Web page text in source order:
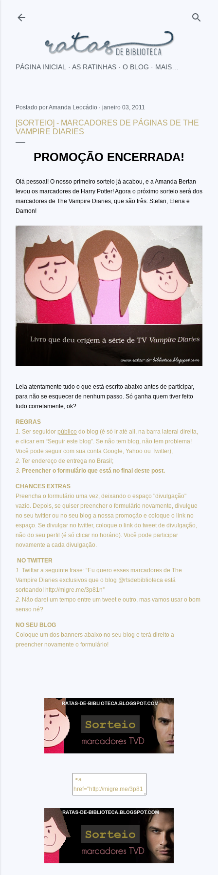
PÁGINA INICIAL AS RATINHAS O BLOG MAIS…
Postado porAmanda Leocádio janeiro 03, 2011
[SORTEIO] - MARCADORES DE PÁGINAS DE THE
VAMPIRE DIARIES
PROMOÇÃO ENCERRADA!
Olá pessoal! O nosso primeiro sorteio já acabou, e a Amanda Bertan
levou os marcadores de Harry Potter! Agora o próximo sorteio será dos
marcadores de The Vampire Diaries, que são três: Stefan, Elena e
Damon!
Leia atentamente tudo o que está escrito abaixo antes de participar,
para não se esquecer de nenhum passo. Só ganha quem tiver feito
tudo corretamente, ok?
REGRAS
1. Ser seguidor público do blog (é só ir até ali, na barra lateral direita,
e clicar em “Seguir este blog”. Se não tem blog, não tem problema!
Você pode seguir com sua conta Google, Yahoo ou Twitter);
2. Ter endereço de entrega no Brasil;
3. Preencher o formulário que está no final deste post.
CHANCES EXTRAS
Preencha o formulário uma vez, deixando o espaço "divulgação"
vazio. Depois, se quiser preencher o formulário novamente, divulgue
no seu twitter ou no seu blog a nossa promoção e coloque o link no
espaço. Se divulgar no twitter, coloque o link do tweet de divulgação,
não do seu perfil (é só clicar no horário). Você pode participar
novamente a cada divulgação.
NO TWITTER
1. Twittar a seguinte frase: “Eu quero esses marcadores de The
Vampire Diaries exclusivos que o blog @rtsdebiblioteca está
sorteando! http://migre.me/3p81n”
2. Não darei um tempo entre um tweet e outro, mas vamos usar o bom
senso né?
NO SEU BLOG
Coloque um dos banners abaixo no seu blog e terá direito a
preencher novamente o formulário!